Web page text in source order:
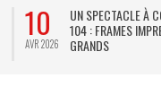
10
AVR 2026
UN SPECTACLE À
104 : FRAMES
GRANDS